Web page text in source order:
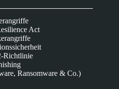
Act
Richtlinie
Ransomware & Co.)